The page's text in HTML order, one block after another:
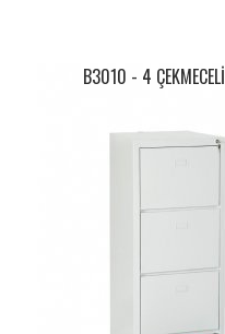
B3010 - 4 ÇEKMECELİ